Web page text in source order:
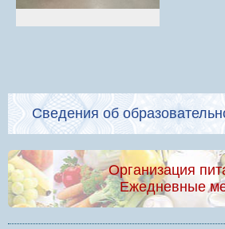
Сведения об
Организация
Ежедневные